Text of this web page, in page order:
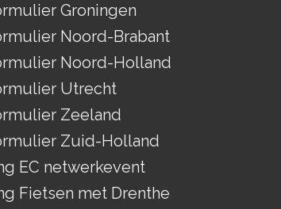
Groningen
Noord-Brabant
Noord-Holland
Utrecht
Zeeland
Zuid-Holland
EC netwerkevent
Fietsen met Drenthe